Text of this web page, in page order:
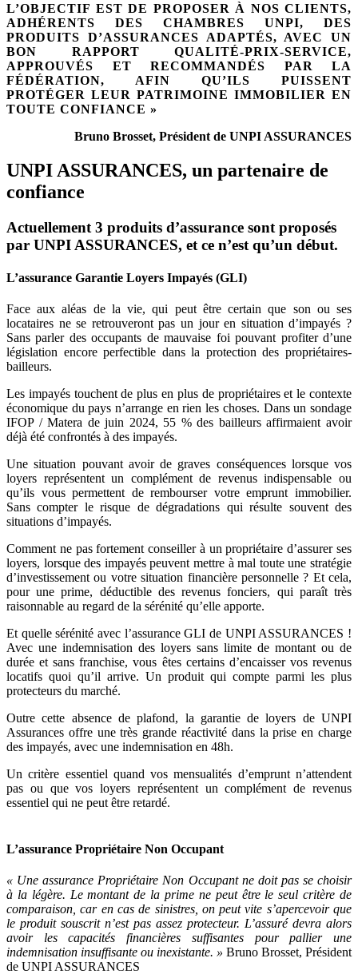
L’OBJECTIF EST DE PROPOSER À NOS CLIENTS,
ADHÉRENTS DES CHAMBRES UNPI, DES
PRODUITS D’ASSURANCES ADAPTÉS, AVEC UN
BON RAPPORT QUALITÉ-PRIX-SERVICE,
APPROUVÉS ET RECOMMANDÉS PAR LA
FÉDÉRATION, AFIN QU’ILS PUISSENT
PROTÉGER LEUR PATRIMOINE IMMOBILIER EN
TOUTE CONFIANCE »
Bruno Brosset, Président de UNPI ASSURANCES
UNPI ASSURANCES, un partenaire de
confiance
Actuellement 3 produits d’assurance sont proposés
par UNPI ASSURANCES, et ce n’est qu’un début.
L’assurance Garantie Loyers Impayés (GLI)
Face aux aléas de la vie, qui peut être certain que son ou ses
locataires ne se retrouveront pas un jour en situation d’impayés ?
Sans parler des occupants de mauvaise foi pouvant profiter d’une
législation encore perfectible dans la protection des propriétaires-
bailleurs.
Les impayés touchent de plus en plus de propriétaires et le contexte
économique du pays n’arrange en rien les choses. Dans un sondage
IFOP / Matera de juin 2024, 55 % des bailleurs affirmaient avoir
déjà été confrontés à des impayés.
Une situation pouvant avoir de graves conséquences lorsque vos
loyers représentent un complément de revenus indispensable ou
qu’ils vous permettent de rembourser votre emprunt immobilier.
Sans compter le risque de dégradations qui résulte souvent des
situations d’impayés.
Comment ne pas fortement conseiller à un propriétaire d’assurer ses
loyers, lorsque des impayés peuvent mettre à mal toute une stratégie
d’investissement ou votre situation financière personnelle ? Et cela,
pour une prime, déductible des revenus fonciers, qui paraît très
raisonnable au regard de la sérénité qu’elle apporte.
Et quelle sérénité avec l’assurance GLI de UNPI ASSURANCES !
Avec une indemnisation des loyers sans limite de montant ou de
durée et sans franchise, vous êtes certains d’encaisser vos revenus
locatifs quoi qu’il arrive. Un produit qui compte parmi les plus
protecteurs du marché.
Outre cette absence de plafond, la garantie de loyers de UNPI
Assurances offre une très grande réactivité dans la prise en charge
des impayés, avec une indemnisation en 48h.
Un critère essentiel quand vos mensualités d’emprunt n’attendent
pas ou que vos loyers représentent un complément de revenus
essentiel qui ne peut être retardé.
L’assurance Propriétaire Non Occupant
« Une assurance Propriétaire Non Occupant ne doit pas se choisir
à la légère. Le montant de la prime ne peut être le seul critère de
comparaison, car en cas de sinistres, on peut vite s’apercevoir que
le produit souscrit n’est pas assez protecteur. L’assuré devra alors
avoir les capacités financières suffisantes pour pallier une
indemnisation insuffisante ou inexistante. » Bruno Brosset, Président
de UNPI ASSURANCES